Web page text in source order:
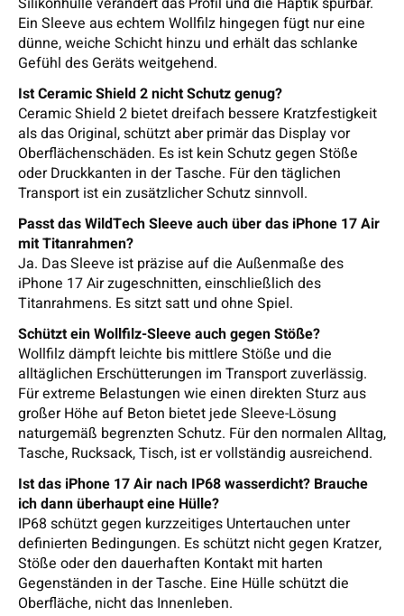
Ein Sleeve aus echtem Wollfilz hingegen fügt nur eine
dünne, weiche Schicht hinzu und erhält das schlanke
Gefühl des Geräts weitgehend.
Ist Ceramic Shield 2 nicht Schutz genug?
Ceramic Shield 2 bietet dreifach bessere Kratzfestigkeit
als das Original, schützt aber primär das Display vor
Oberflächenschäden. Es ist kein Schutz gegen Stöße
oder Druckkanten in der Tasche. Für den täglichen
Transport ist ein zusätzlicher Schutz sinnvoll.
Passt das WildTech Sleeve auch über das iPhone 17 Air
mit Titanrahmen?
Ja. Das Sleeve ist präzise auf die Außenmaße des
iPhone 17 Air zugeschnitten, einschließlich des
Titanrahmens. Es sitzt satt und ohne Spiel.
Schützt ein Wollfilz-Sleeve auch gegen Stöße?
Wollfilz dämpft leichte bis mittlere Stöße und die
alltäglichen Erschütterungen im Transport zuverlässig.
Für extreme Belastungen wie einen direkten Sturz aus
großer Höhe auf Beton bietet jede Sleeve-Lösung
naturgemäß begrenzten Schutz. Für den normalen Alltag,
Tasche, Rucksack, Tisch, ist er vollständig ausreichend.
Ist das iPhone 17 Air nach IP68 wasserdicht? Brauche
ich dann überhaupt eine Hülle?
IP68 schützt gegen kurzzeitiges Untertauchen unter
definierten Bedingungen. Es schützt nicht gegen Kratzer,
Stöße oder den dauerhaften Kontakt mit harten
Gegenständen in der Tasche. Eine Hülle schützt die
Oberfläche, nicht das Innenleben.